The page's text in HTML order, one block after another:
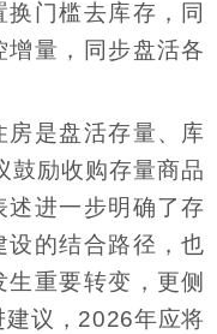
门槛去库存，同
增量，同步盘活各
房是盘活存量、库
鼓励收购存量商品
述进一步明确了存
设的结合路径，也
重要转变，更侧
建议，2026年应将